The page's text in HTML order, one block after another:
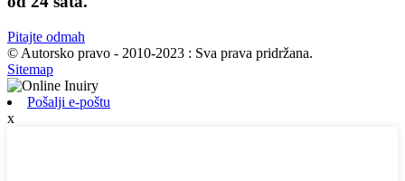
Pitajte odmah
© Autorsko pravo - 2010-2023 : Sva prava pridržana.
Sitemap
Pošalji e-poštu
x